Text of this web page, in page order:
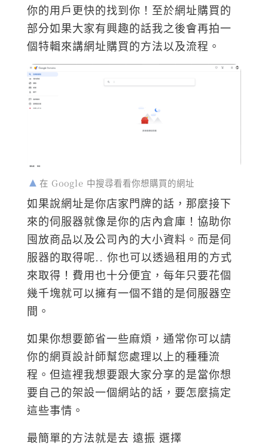
你的用戶更快的找到你！至於網址購買的
部分如果大家有興趣的話我之後會再拍一
個特輯來講網址購買的方法以及流程。
在 Google 中搜尋看看你想購買的網址
如果說網址是你店家門牌的話，那麼接下
來的伺服器就像是你的店內倉庫！協助你
囤放商品以及公司內的大小資料。而是伺
服器的取得呢.. 你也可以透過租用的方式
來取得！費用也十分便宜，每年只要花個
幾千塊就可以擁有一個不錯的是伺服器空
間。
如果你想要節省一些麻煩，通常你可以請
你的網頁設計師幫您處理以上的種種流
程。但這裡我想要跟大家分享的是當你想
要自己的架設一個網站的話，要怎麼搞定
這些事情。
最簡單的方法就是去 遠振 選擇